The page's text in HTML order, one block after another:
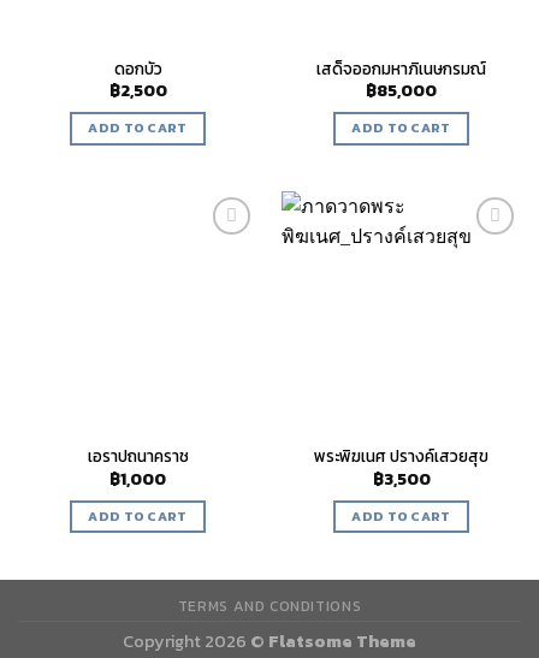
ดอกบัว
฿2,500
ADD TO CART
เสด็จออกมหาภิเนษกรมณ์
฿85,000
ADD TO CART
เอราปถนาคราช
฿1,000
ADD TO CART
พระพิฆเนศ ปรางค์เสวยสุข
฿3,500
ADD TO CART
TERMS AND CONDITIONS
Copyright 2026 © Flatsome Theme